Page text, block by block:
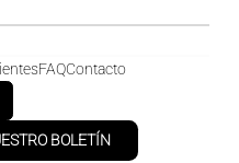
FAQContacto
BOLETÍN